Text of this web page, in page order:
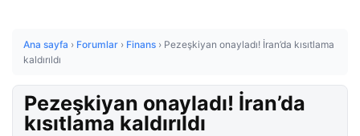
Ana sayfa › Forumlar › Finans › Pezeşkiyan onayladı! İran’da kısıtlama
kaldırıldı
Pezeşkiyan onayladı! İran’da
kısıtlama kaldırıldı